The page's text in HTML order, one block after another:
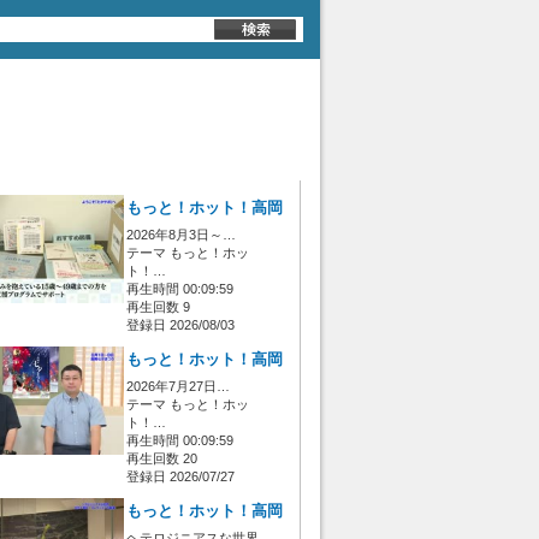
もっと！ホット！高岡
2026年8月3日～…
テーマ もっと！ホッ
ト！…
再生時間 00:09:59
再生回数 9
登録日 2026/08/03
もっと！ホット！高岡
2026年7月27日…
テーマ もっと！ホッ
ト！…
再生時間 00:09:59
再生回数 20
登録日 2026/07/27
もっと！ホット！高岡